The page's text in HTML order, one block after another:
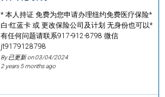
* 本人持证 免费为您申请办理纽约免费医疗保险*
白-红蓝卡 或 更改保险公司及计划 无身份也可以*
有任何问题请联系917-912-8798 微信
jt9179128798
By 已更新 on03/04/2024
2 years 5 months ago